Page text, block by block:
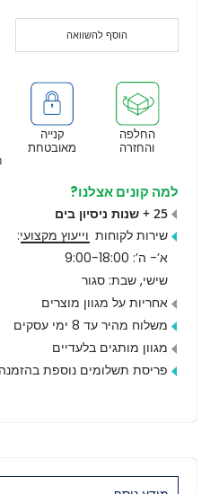
הוסף להשוואה
קנייה
מאובטחת
החלפה
והחזרה
למה קונים אצלנו?
25 + שנות ניסיון בים
שירות לקוחות וייעוץ מקצועי:
א’- ה’: 9:00-18:00
שישי, שבת: סגור
אחריות על מגוון מוצרים
משלוח מהיר עד 8 ימי עסקים
מגוון מותגים בלעדיים
פריסת תשלומים נוספת